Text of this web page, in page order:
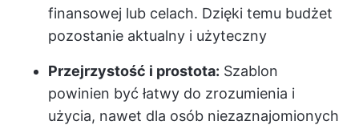
finansowej lub celach. Dzięki temu budżet
pozostanie aktualny i użyteczny
Przejrzystość i prostota: Szablon
powinien być łatwy do zrozumienia i
użycia, nawet dla osób niezaznajomionych